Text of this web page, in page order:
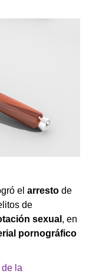
el arresto de
de
sexual , en
pornográfico
la